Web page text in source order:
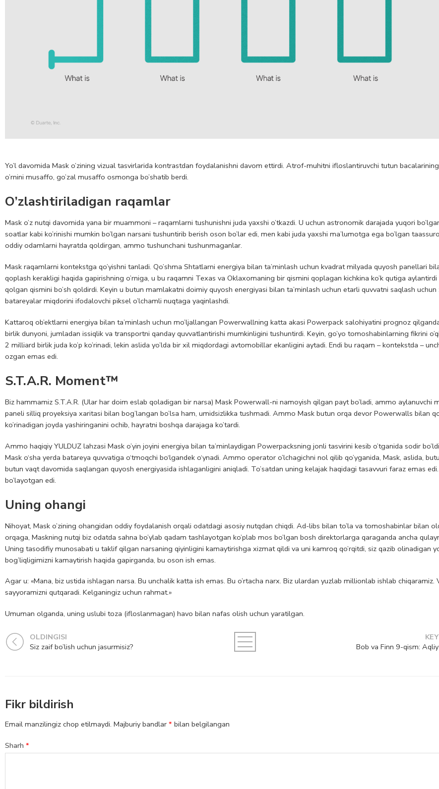
Yo’l davomida Mask o’zining vizual tasvirlarida kontrastdan foydalanishni davom ettirdi. Atrof-muhitni ifloslantiruvchi tutun
o’rnini musaffo, go’zal musaffo osmonga bo’shatib berdi.
O’zlashtiriladigan raqamlar
Mask o’z nutqi davomida yana bir muammoni – raqamlarni tushunishni juda yaxshi o’tkazdi. U uchun astronomik darajada yuqori
soatlar kabi ko’rinishi mumkin bo’lgan narsani tushuntirib berish oson bo’lar edi, men kabi juda yaxshi ma’lumotga ega bo’lgan
oddiy odamlarni hayratda qoldirgan, ammo tushunchani tushunmaganlar.
Mask raqamlarni kontekstga qo’yishni tanladi. Qo’shma Shtatlarni energiya bilan ta’minlash uchun kvadrat milyada quyosh panellari
qoplash kerakligi haqida gapirishning o’rniga, u bu raqamni Texas va Oklaxomaning bir qismini qoplagan kichkina ko’k qutiga
qolgan qismini bo’sh qoldirdi. Keyin u butun mamlakatni doimiy quyosh energiyasi bilan ta’minlash uchun etarli quvvatni saqlash uchun
batareyalar miqdorini ifodalovchi piksel o’lchamli nuqtaga yaqinlashdi.
Kattaroq ob’ektlarni energiya bilan ta’minlash uchun mo’ljallangan Powerwallning katta akasi Powerpack salohiyatini prognoz
birlik dunyoni, jumladan issiqlik va transportni qanday quvvatlantirishi mumkinligini tushuntirdi. Keyin, go’yo tomoshabinlarning fikrini
2 milliard birlik juda ko’p ko’rinadi, lekin aslida yo’lda bir xil miqdordagi avtomobillar ekanligini aytadi. Endi bu raqam – kontekstda –
ozgan emas edi.
S.T.A.R. Moment™
Biz hammamiz S.T.A.R. (Ular har doim eslab qoladigan bir narsa) Mask Powerwall-ni namoyish qilgan payt bo’ladi, ammo aylanuvchi
paneli silliq proyeksiya xaritasi bilan bog’langan bo’lsa ham, umidsizlikka tushmadi. Ammo Mask butun orqa devor Powerwalls bilan
ko’rinadigan joyda yashiringanini ochib, hayratni boshqa darajaga ko’tardi.
Ammo haqiqiy YULDUZ lahzasi Mask o’yin joyini energiya bilan ta’minlaydigan Powerpacksning jonli tasvirini kesib o’tganida sodir
Mask o‘sha yerda batareya quvvatiga o‘tmoqchi bo‘lgandek o‘ynadi. Ammo operator o’lchagichni nol qilib qo’yganida, Mask, aslida,
butun vaqt davomida saqlangan quyosh energiyasida ishlaganligini aniqladi. To’satdan uning kelajak haqidagi tasavvuri faraz emas
bo’layotgan edi.
Uning ohangi
Nihoyat, Mask o’zining ohangidan oddiy foydalanish orqali odatdagi asosiy nutqdan chiqdi. Ad-libs bilan to’la va tomoshabinlar bilan
orqaga, Maskning nutqi biz odatda sahna bo’ylab qadam tashlayotgan ko’plab mos bo’lgan bosh direktorlarga qaraganda ancha
Uning tasodifiy munosabati u taklif qilgan narsaning qiyinligini kamaytirishga xizmat qildi va uni kamroq qo’rqitdi, siz qazib olinadigan
bog’liqligimizni kamaytirish haqida gapirganda, bu oson ish emas.
Agar u: «Mana, biz ustida ishlagan narsa. Bu unchalik katta ish emas. Bu o’rtacha narx. Biz ulardan yuzlab millionlab ishlab chiqaramiz.
sayyoramizni qutqaradi. Kelganingiz uchun rahmat.»
Umuman olganda, uning uslubi toza (ifloslanmagan) havo bilan nafas olish uchun yaratilgan.
OLDINGISI
Siz zaif bo’lish uchun jasurmisiz?
Bob va Finn 9-qism:
Fikr bildirish
Email manzilingiz chop etilmaydi. Majburiy bandlar * bilan belgilangan
Sharh *